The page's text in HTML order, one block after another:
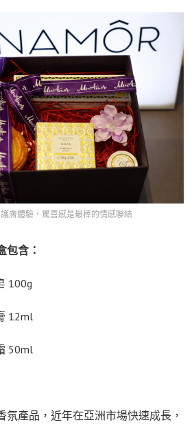
膚體驗，驚喜感是最棒的情感聯結
包含：
100g
12ml
50ml
氛產品，近年在亞洲市場快速成長，